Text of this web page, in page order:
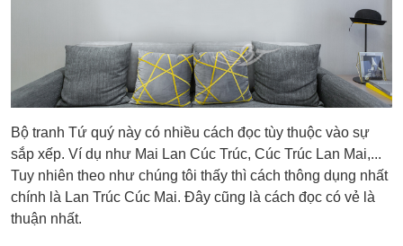
Bộ tranh Tứ quý này có nhiều cách đọc tùy thuộc vào sự
sắp xếp. Ví dụ như Mai Lan Cúc Trúc, Cúc Trúc Lan Mai,...
Tuy nhiên theo như chúng tôi thấy thì cách thông dụng nhất
chính là Lan Trúc Cúc Mai. Đây cũng là cách đọc có vẻ là
thuận nhất.